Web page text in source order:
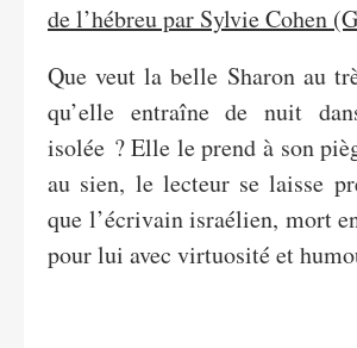
de l’hébreu par Sylvie Cohen
Que veut la belle Sharon au
qu’elle entraîne de nuit
isolée ? Elle le prend à son
au sien, le lecteur se laisse
que l’écrivain israélien, mort
pour lui avec virtuosité et